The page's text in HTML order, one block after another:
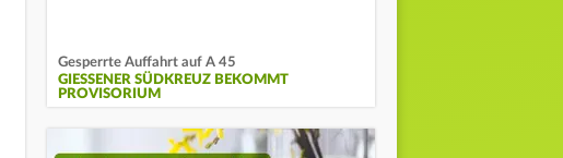
Gesperrte Auffahrt auf A 45
GIESSENER SÜDKREUZ BEKOMMT P
ROVISORIUM